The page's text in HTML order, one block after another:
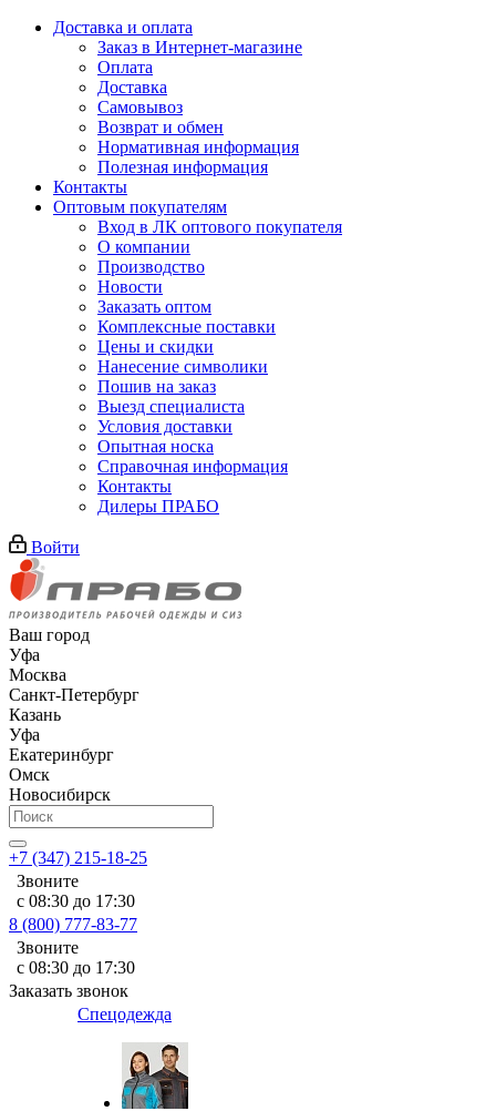
Доставка и оплата
Заказ в Интернет-магазине
Оплата
Доставка
Самовывоз
Возврат и обмен
Нормативная информация
Полезная информация
Контакты
Оптовым покупателям
Вход в ЛК оптового покупателя
О компании
Производство
Новости
Заказать оптом
Комплексные поставки
Цены и скидки
Нанесение символики
Пошив на заказ
Выезд специалиста
Условия доставки
Опытная носка
Справочная информация
Контакты
Дилеры ПРАБО
Войти
Ваш город
Уфа
Москва
Санкт-Петербург
Казань
Уфа
Екатеринбург
Омск
Новосибирск
+7 (347) 215-18-25
Звоните
с 08:30 до 17:30
8 (800) 777-83-77
Звоните
с 08:30 до 17:30
Заказать звонок
Спецодежда